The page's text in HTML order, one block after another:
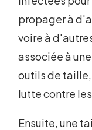
propager à
voire à
associée à
outils de
lutte contre
Ensuite, une